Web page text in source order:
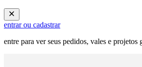
entrar ou cadastrar
entre para ver seus pedidos, vales e projetos